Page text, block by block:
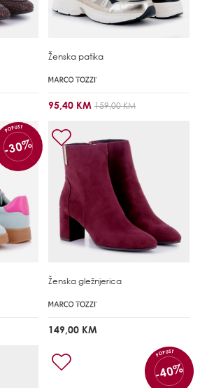
Ženska patika
95,40 KM 159,00 KM
POPUST
-30%
Ženska gležnjerica
149,00 KM
POPUST
-40%